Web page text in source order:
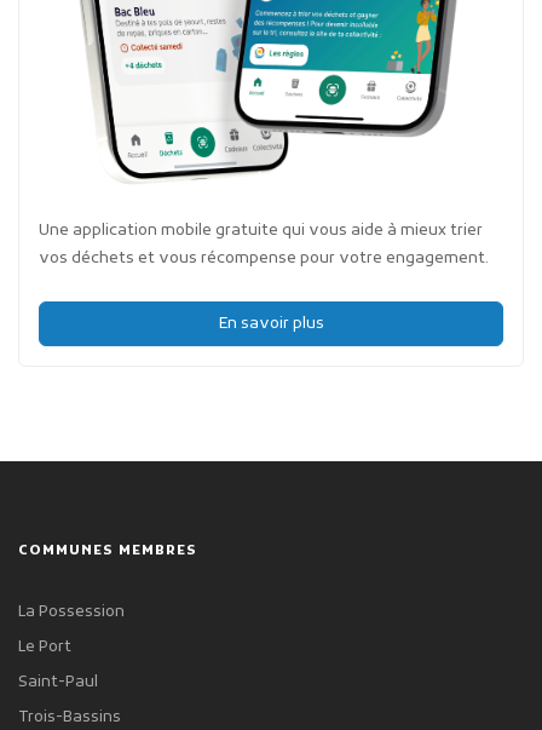
Une application mobile gratuite qui vous aide à mieux trier
vos déchets et vous récompense pour votre engagement.
En savoir plus
COMMUNES MEMBRES
La Possession
Le Port
Saint-Paul
Trois-Bassins